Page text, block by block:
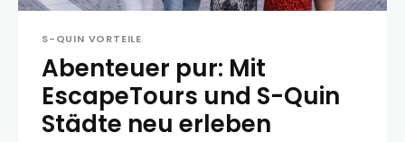
S-QUIN VORTEILE
Abenteuer pur: Mit
EscapeTours und S-Quin
Städte neu erleben